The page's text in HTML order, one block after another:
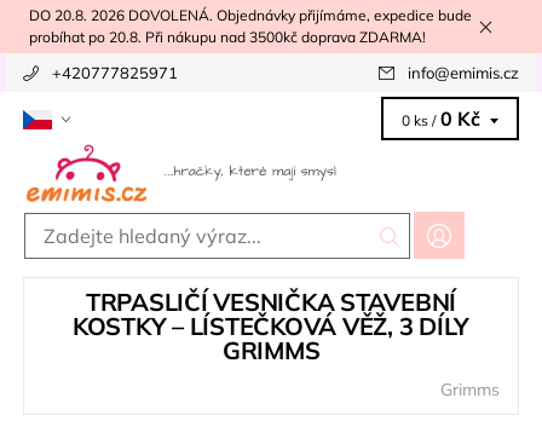
DO 20.8. 2026 DOVOLENÁ. Objednávky přijímáme, expedice bude
probíhat po 20.8. Při nákupu nad 3500kč doprava ZDARMA!
+420777825971 info@emimis.cz
0 ks / 0 Kč
TRPASLIČÍ VESNIČKA STAVEBNÍ
KOSTKY – LÍSTEČKOVÁ VĚŽ, 3 DÍLY
GRIMMS
Grimms